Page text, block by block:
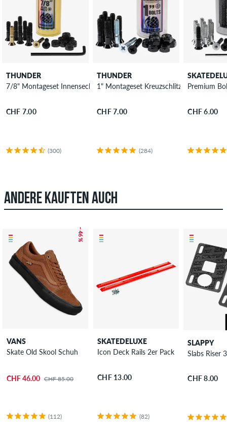
THUNDER
7/8" Montageset Innensechskant
CHF 7.00
(300)
THUNDER
1" Montageset Kreuzschlitz
CHF 7.00
(284)
Premium
CHF 6.00
ANDERE KAUFTEN AUCH
– 46 %
VANS
Skate Old Skool Schuh
CHF 46.00 CHF 85.00
(112)
SKATEDELUXE
Icon Deck Rails 2er Pack
CHF 13.00
(82)
SLAPPY
Slabs Riser
CHF 8.00